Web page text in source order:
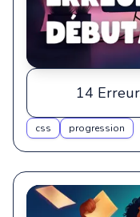
14
css progression